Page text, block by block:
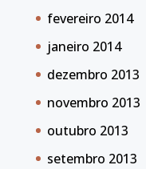
fevereiro 2014
janeiro 2014
dezembro 2013
novembro 2013
outubro 2013
setembro 2013